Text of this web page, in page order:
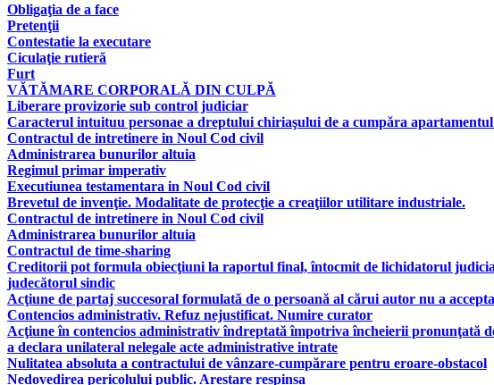
Obligaţia de a face
Pretenţii
Contestatie la executare
Ciculaţie rutieră
Furt
VĂTĂMARE CORPORALĂ DIN CULPĂ
Liberare provizorie sub control judiciar
Caracterul intuituu personae a dreptului chiriaşului de a cumpăra
Contractul de intretinere in Noul Cod civil
Administrarea bunurilor altuia
Regimul primar imperativ
Executiunea testamentara in Noul Cod civil
Brevetul de invenţie. Modalitate de protecţie a creaţiilor utilitare industriale.
Contractul de intretinere in Noul Cod civil
Administrarea bunurilor altuia
Contractul de time-sharing
Creditorii pot formula obiecţiuni la raportul final, întocmit de lichidatorul
judecătorul sindic
Acţiune de partaj succesoral formulată de o persoană al cărui autor nu a
Contencios administrativ. Refuz nejustificat. Numire curator
Acţiune în contencios administrativ îndreptată împotriva încheierii pronunţată
a declara unilateral nelegale acte administrative intrate
Nulitatea absoluta a contractului de vânzare-cumpărare pentru eroare-obstacol
Nedovedirea pericolului public. Arestare respinsa